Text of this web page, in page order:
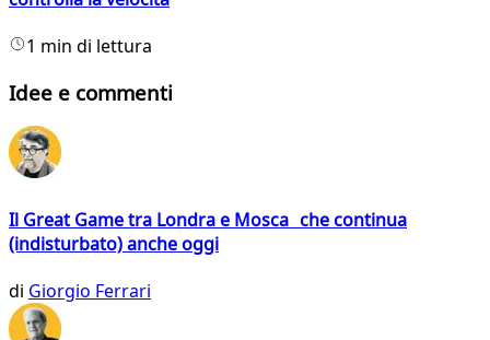
1 min di lettura
Idee e commenti
Il Great Game tra Londra e Mosca che continua
(indisturbato) anche oggi
di Giorgio Ferrari